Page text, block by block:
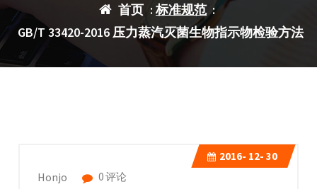
首页 :标准规范:
GB/T 33420-2016 压力蒸汽灭菌生物指示物检验方法
2016- 12- 30
Honjo 0 评论